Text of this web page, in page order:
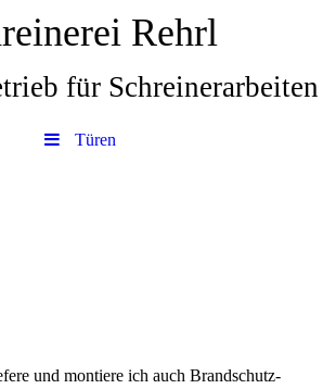
Rehrl
für Schreinerarbeiten
Türen
und montiere ich auch Brandschutz-